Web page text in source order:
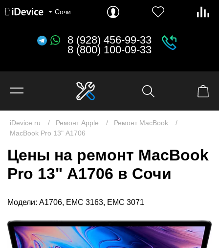
Сочи
8 (928) 456-99-33
8 (800) 100-09-33
iDevice.ru Ремонт Apple
Ремонт MacBook
MacBook Pro 13" A1706
Цены на ремонт MacBook
Pro 13" A1706 в Сочи
Модели: A1706, EMC 3163, EMC 3071